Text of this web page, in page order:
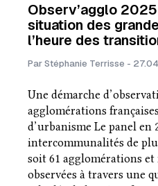
Observ’agglo
situation des
l’heure des
Par Stéphanie Terrisse -
Une démarche
agglomérations
d’urbanisme Le panel en
intercommunalités de
soit 61 agglomérations et
observées à travers une